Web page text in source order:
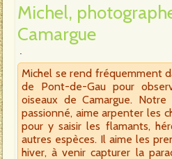
Michel,
Camargue
Michel se rend fréquemment
de Pont-de-Gau pour
oiseaux de Camargue.
passionné, aime arpenter les
pour y saisir les flamants,
autres espèces. Il aime les
hiver, à venir capturer la